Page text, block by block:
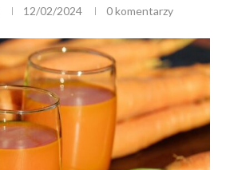
12/02/2024 0 komentarzy